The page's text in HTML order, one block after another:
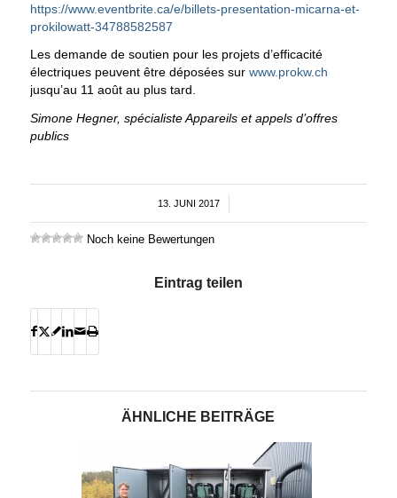
https://www.eventbrite.ca/e/billets-presentation-micarna-et-
prokilowatt-34788582587
Les demande de soutien pour les projets d’efficacité
électriques peuvent être déposées sur www.prokw.ch
jusqu’au 11 août au plus tard.
Simone Hegner, spécialisteAppareils et appels d’offres
publics
13. JUNI 2017
/
Noch keine Bewertungen
Eintrag teilen
ÄHNLICHE BEITRÄGE